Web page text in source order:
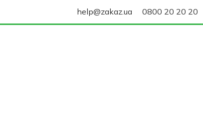
help@zakaz.ua 0800 20 20 20